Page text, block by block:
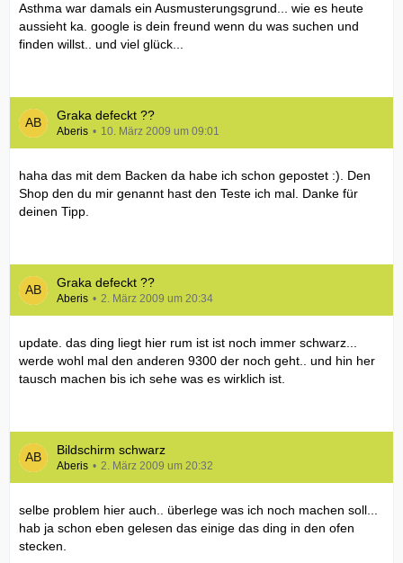
Asthma war damals ein Ausmusterungsgrund... wie es heute
aussieht ka. google is dein freund wenn du was suchen und
finden willst.. und viel glück...
Graka defeckt ??
Aberis 10. März 2009 um 09:01
haha das mit dem Backen da habe ich schon gepostet :). Den
Shop den du mir genannt hast den Teste ich mal. Danke für
deinen Tipp.
Graka defeckt ??
Aberis 2. März 2009 um 20:34
update. das ding liegt hier rum ist ist noch immer schwarz...
werde wohl mal den anderen 9300 der noch geht.. und hin her
tausch machen bis ich sehe was es wirklich ist.
Bildschirm schwarz
Aberis 2. März 2009 um 20:32
selbe problem hier auch.. überlege was ich noch machen soll...
hab ja schon eben gelesen das einige das ding in den ofen
stecken.